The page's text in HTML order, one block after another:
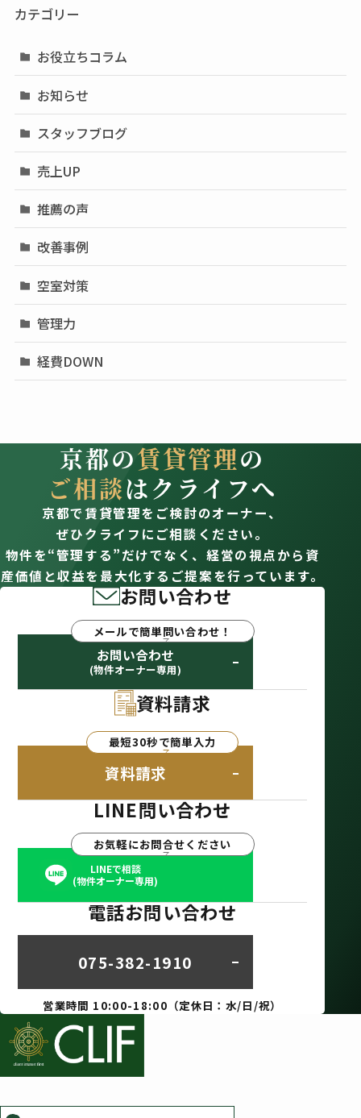
カテゴリー
お役立ちコラム
お知らせ
スタッフブログ
売上UP
推薦の声
改善事例
空室対策
管理力
経費DOWN
京都の賃貸管理の
ご相談はクライフへ
京都で賃貸管理をご検討のオーナー、
ぜひクライフにご相談ください。
物件を“管理する”だけでなく、経営の視点から資
産価値と収益を最大化するご提案を行っています。
お問い合わせ
メールで簡単問い合わせ！
お問い合わせ
(物件オーナー専用)
資料請求
最短30秒で簡単入力
資料請求
LINE問い合わせ
お気軽にお問合せください
LINEで相談
(物件オーナー専用)
電話お問い合わせ
075-382-1910
営業時間 10:00-18:00（定休日：水/日/祝）